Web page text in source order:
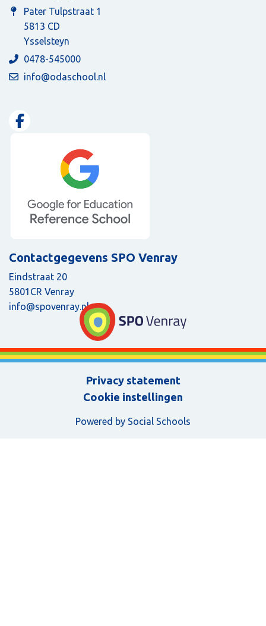
Pater Tulpstraat 1
5813 CD
Ysselsteyn
0478-545000
info@odaschool.nl
Contactgegevens SPO Venray
Eindstraat 20
5801CR Venray
info@spovenray.nl
Privacy statement
Cookie instellingen
Powered by Social Schools